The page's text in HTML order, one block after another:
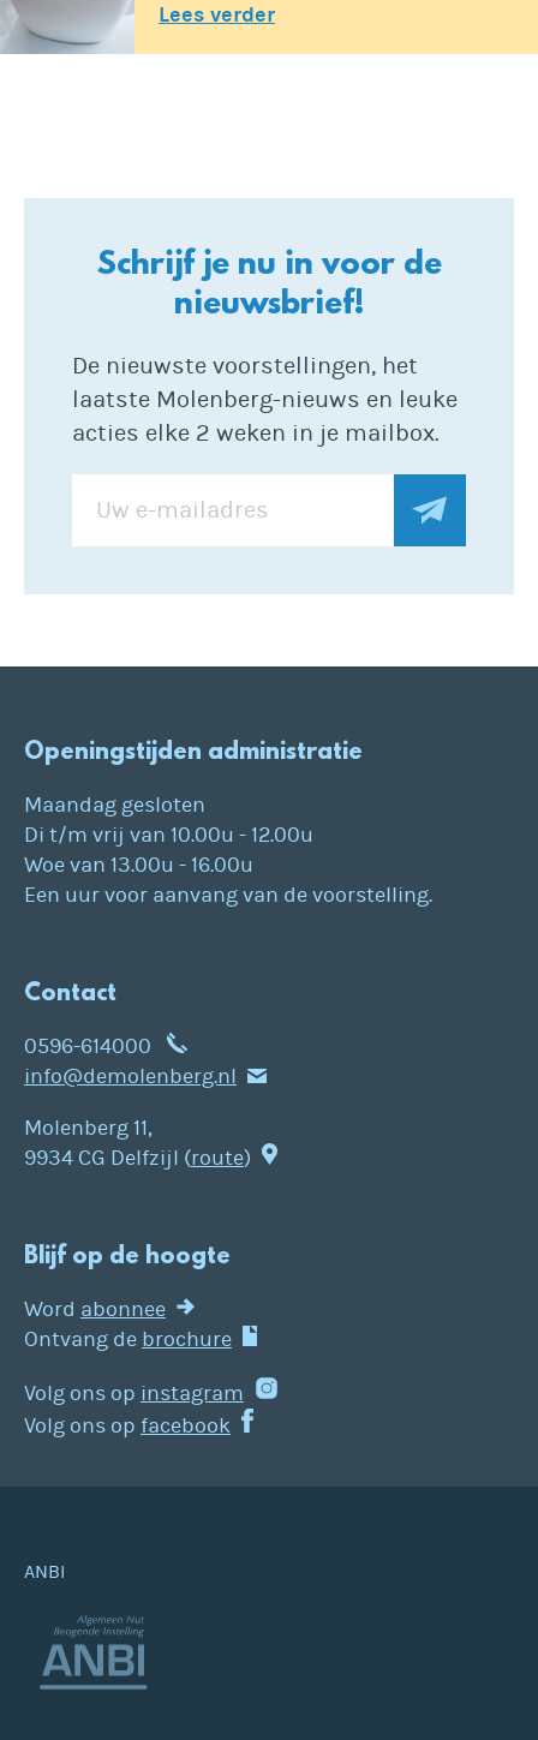
Lees verder
Schrijf je nu in voor de
nieuwsbrief!
De nieuwste voorstellingen, het
laatste Molenberg-nieuws en leuke
acties elke 2 weken in je mailbox.
Openingstijden administratie
Maandag gesloten
Di t/m vrij van 10.00u - 12.00u
Woe van 13.00u - 16.00u
Een uur voor aanvang van de voorstelling.
Contact
0596-614000
info@demolenberg.nl
Molenberg 11,
9934 CG Delfzijl (route)
Blijf op de hoogte
Word abonnee
Ontvang de brochure
Volg ons op instagram
Volg ons op facebook
ANBI